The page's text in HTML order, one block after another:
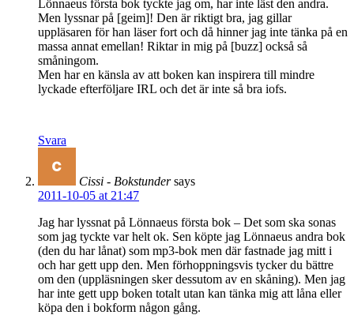
Lönnaeus första bok tyckte jag om, har inte läst den andra.
Men lyssnar på [geim]! Den är riktigt bra, jag gillar
uppläsaren för han läser fort och då hinner jag inte tänka på en
massa annat emellan! Riktar in mig på [buzz] också så
småningom.
Men har en känsla av att boken kan inspirera till mindre
lyckade efterföljare IRL och det är inte så bra iofs.
Svara
Cissi - Bokstunder says
2011-10-05 at 21:47
Jag har lyssnat på Lönnaeus första bok – Det som ska sonas
som jag tyckte var helt ok. Sen köpte jag Lönnaeus andra bok
(den du har lånat) som mp3-bok men där fastnade jag mitt i
och har gett upp den. Men förhoppningsvis tycker du bättre
om den (uppläsningen sker dessutom av en skåning). Men jag
har inte gett upp boken totalt utan kan tänka mig att låna eller
köpa den i bokform någon gång.